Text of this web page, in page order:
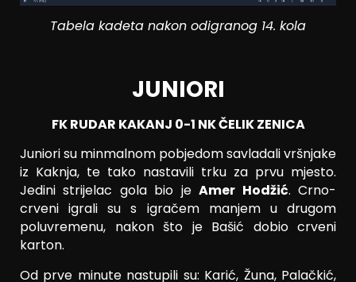
Tabela kadeta nakon odigranog 14. kola
JUNIORI
FK RUDAR KAKANJ 0-1 NK ČELIK ZENICA
Juniori su minmalnom pobjedom savladali vršnjake
iz Kaknja, te tako nastavili trku za prvu mjesto.
Jedini strijelac gola bio jeAmer Hodžić. Crno-
crveni igrali su s igračem manjem u drugom
poluvremenu, nakon što je Bašić dobio crveni
karton.
Od prve minute nastupili su: Karić, Žuna, Palačkić,